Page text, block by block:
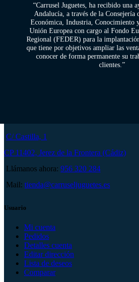
“Carrusel Juguetes, ha recibido una
Andalucía, a través de la Consejería
Económica, Industria, Conocimiento
Unión Europea con cargo al Fondo
Regional (FEDER) para la
que tiene por objetivos ampliar las
conocer de forma permanente su
clientes.”
C/ Castilla, 1
CP 11402, Jerez de la Frontera (Cádiz)
Llámanos ahora: 956 320 284
Mail: tienda@carruseljuguetes.es
Usuario
Mi cuenta
Pedidos
Detalles cuenta
Editar dirección
Lista de deseos
Comparar